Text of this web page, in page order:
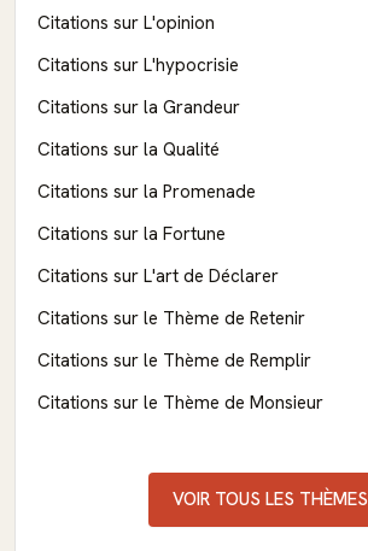
Citations sur L'opinion
Citations sur L'hypocrisie
Citations sur la Grandeur
Citations sur la Qualité
Citations sur la Promenade
Citations sur la Fortune
Citations sur L'art de Déclarer
Citations sur le Thème de Retenir
Citations sur le Thème de Remplir
Citations sur le Thème de Monsieur
VOIR TOUS LES THÈMES